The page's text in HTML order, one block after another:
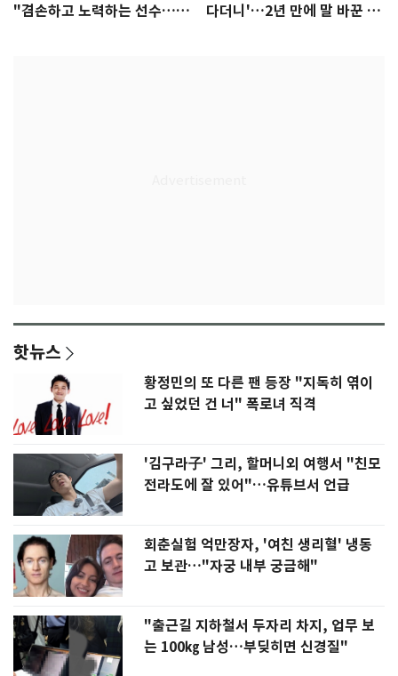
"겸손하고 노력하는 선수…좋
다더니'…2년 만에 말 바꾼 이
핫뉴스
황정민의 또 다른 팬 등장 "지독히 엮이
고 싶었던 건 너" 폭로녀 직격
'김구라子' 그리, 할머니외 여행서 "친모
전라도에 잘 있어"…유튜브서 언급
회춘실험 억만장자, '여친 생리혈' 냉동
고 보관…"자궁 내부 궁금해"
"출근길 지하철서 두자리 차지, 업무 보
는 100㎏ 남성…부딪히면 신경질"